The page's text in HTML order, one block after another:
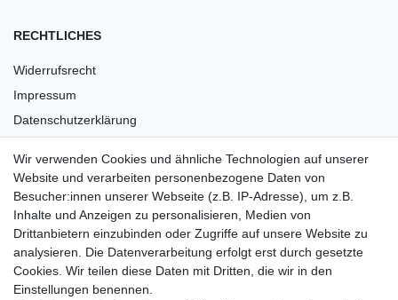
RECHTLICHES
Widerrufsrecht
Impressum
Datenschutzerklärung
Barrierefreiheit
Anleitungen
Vertrag widerrufen
PARTNER
Wir verwenden Cookies und ähnliche Technologien auf unserer
Website und verarbeiten personenbezogene Daten von
Besucher:innen unserer Webseite (z.B. IP-Adresse), um z.B.
Inhalte und Anzeigen zu personalisieren, Medien von
Drittanbietern einzubinden oder Zugriffe auf unsere Website zu
analysieren. Die Datenverarbeitung erfolgt erst durch gesetzte
Cookies. Wir teilen diese Daten mit Dritten, die wir in den
Einstellungen benennen.